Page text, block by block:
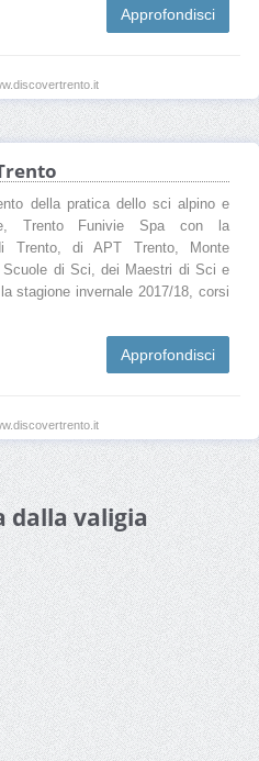
Approfondisci
della pratica dello sci alpino e
Trento Funivie Spa con la
Trento, di APT Trento, Monte
Scuole di Sci, dei Maestri di Sci e
stagione invernale 2017/18, corsi
Approfondisci
dalla valigia